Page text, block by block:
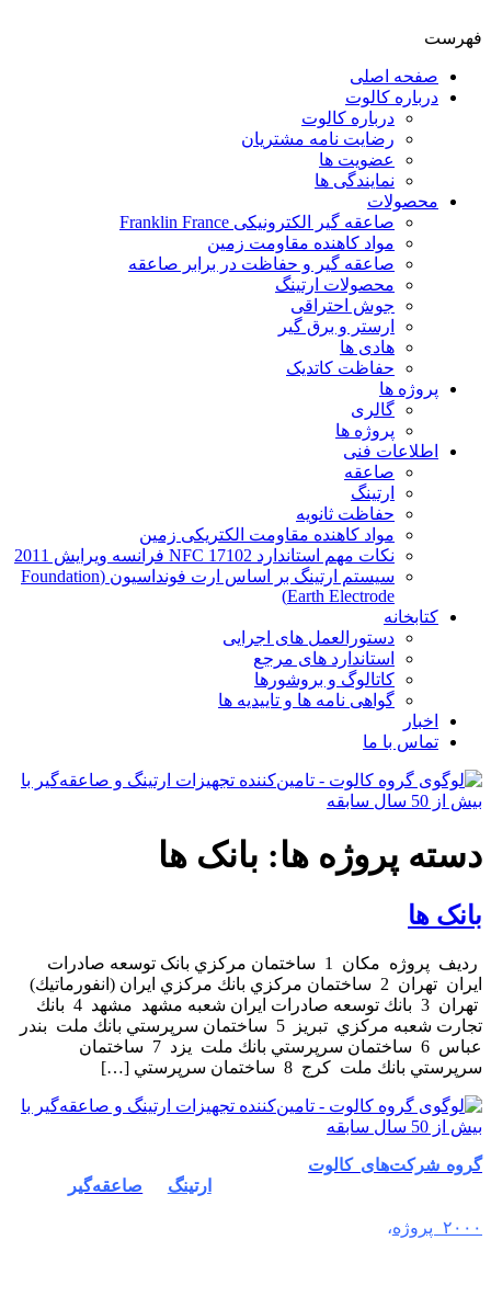
فهرست
صفحه اصلی
درباره کالوت
درباره کالوت
رضایت نامه مشتریان
عضویت ها
نمایندگی ها
محصولات
صاعقه گیر الکترونیکی Franklin France
مواد کاهنده مقاومت زمین
صاعقه گیر و حفاظت در برابر صاعقه
محصولات ارتینگ
جوش احتراقی
ارستر و برق گیر
هادی ها
حفاظت کاتدیک
پروژه ها
گالری
پروژه ها
اطلاعات فنی
صاعقه
ارتینگ
حفاظت ثانویه
مواد کاهنده مقاومت الکتریکی زمین
نکات مهم استاندارد NFC 17102 فرانسه ویرایش 2011
سیستم ارتینگ بر اساس ارت فونداسیون (Foundation
Earth Electrode)
کتابخانه
دستورالعمل های اجرایی
استاندارد های مرجع
کاتالوگ و بروشورها
گواهی نامه ها و تاییدیه ها
اخبار
تماس با ما
دسته پروژه ها: بانک ها
بانک ها
ردیف پروژه مکان 1 ساختمان مرکزي بانک توسعه صادرات
ايران تهران 2 ساختمان مرکزي بانك مركزي ايران (انفورماتيك)
تهران 3 بانك توسعه صادرات ايران شعبه مشهد مشهد 4 بانك
تجارت شعبه مركزي تبریز 5 ساختمان سرپرستي بانك ملت بندر
عباس 6 ساختمان سرپرستي بانك ملت یزد 7 ساختمان
سرپرستي بانك ملت کرج 8 ساختمان سرپرستي […]
گروه شرکت‌های کالوت
ارتینگ صاعقه‌گیر
۲۰۰۰ پروژه
،